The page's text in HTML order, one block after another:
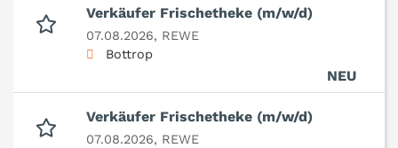
Verkäufer Frischetheke (m/w/d)
07.08.2026, REWE
Bottrop
NEU
Verkäufer Frischetheke (m/w/d)
07.08.2026, REWE